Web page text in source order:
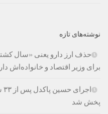
نوشته‌های تازه
حذف ارز دارو یعنی «سال
برای وزیر اقتصاد و خانواده‌اش
پخش شد